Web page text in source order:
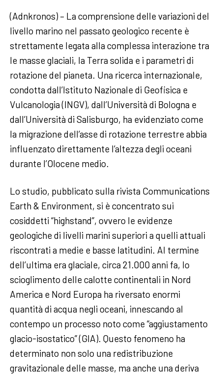
(Adnkronos) – La comprensione delle variazioni del
livello marino nel passato geologico recente è
strettamente legata alla complessa interazione tra
le masse glaciali, la Terra solida e i parametri di
rotazione del pianeta. Una ricerca internazionale,
condotta dall’Istituto Nazionale di Geofisica e
Vulcanologia (INGV), dall’Università di Bologna e
dall’Università di Salisburgo, ha evidenziato come
la migrazione dell’asse di rotazione terrestre abbia
influenzato direttamente l’altezza degli oceani
durante l’Olocene medio.
Lo studio, pubblicato sulla rivista Communications
Earth & Environment, si è concentrato sui
cosiddetti “highstand”, ovvero le evidenze
geologiche di livelli marini superiori a quelli attuali
riscontrati a medie e basse latitudini. Al termine
dell’ultima era glaciale, circa 21.000 anni fa, lo
scioglimento delle calotte continentali in Nord
America e Nord Europa ha riversato enormi
quantità di acqua negli oceani, innescando al
contempo un processo noto come “aggiustamento
glacio-isostatico” (GIA). Questo fenomeno ha
determinato non solo una redistribuzione
gravitazionale delle masse, ma anche una deriva